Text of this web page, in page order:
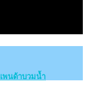
พนด้าบวมน้ำ